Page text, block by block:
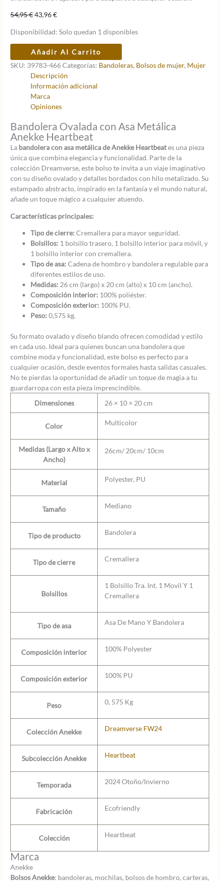
54,95€El
original
era:
54,95 €.
43,96€El
actual
es:
43,96 €.
Disponibilidad: Solo quedan 1 disponibles
Bandolera
con
asa
metálica
Anekke
Heartbeat
cantidad
Añadir Al Carrito
SKU: 39783-466Categorías: Bandoleras, Bolsos de mujer, Mujer
Descripción
Información adicional
Marca
Opiniones
Bandolera Ovalada con Asa Metálica
Anekke Heartbeat
La bandolera con asa metálica de Anekke Heartbeates una pieza
única que combina elegancia y funcionalidad. Parte de la
colección Dreamverse, este bolso te invita a un viaje imaginativo
con su diseño ovalado y detalles bordados con hilo metalizado. Su
estampado abstracto, inspirado en la fantasía y el mundo natural,
añade un toque mágico a cualquier atuendo.
Características principales:
Tipo de cierre: Cremallera para mayor seguridad.
Bolsillos: 1 bolsillo trasero, 1 bolsillo interior para móvil, y
1 bolsillo interior con cremallera.
Tipo de asa: Cadena de hombro y bandolera regulable para
diferentes estilos de uso.
Medidas: 26 cm (largo) x 20 cm (alto) x 10 cm (ancho).
Composición interior: 100% poliéster.
Composición exterior: 100% PU.
Peso: 0,575 kg.
Su formato ovalado y diseño blando ofrecen comodidad y estilo
en cada uso. Ideal para quienes buscan una bandolera que
combine moda y funcionalidad, este bolso es perfecto para
cualquier ocasión, desde eventos formales hasta salidas casuales.
No te pierdas la oportunidad de añadir un toque de magia a tu
guardarropa con esta pieza imprescindible.
Dimensiones
26 × 10 × 20 cm
Color Multicolor
Medidas (Largo x Alto x
Ancho)
26cm/ 20cm/ 10cm
Material Polyester, PU
Tamaño Mediano
Tipo de producto Bandolera
Tipo de cierre Cremallera
Bolsillos
1 Bolsillo Tra. Int. 1 Movil Y 1
Cremallera
Tipo de asa Asa De Mano Y Bandolera
Composición interior 100% Polyester
Composición exterior 100% PU
Peso 0, 575 Kg
Colección Anekke Dreamverse FW24
Subcolección Anekke Heartbeat
Temporada 2024 Otoño/Invierno
Fabricación Ecofriendly
Colección Heartbeat
Marca
Anekke
Bolsos Anekke: bandoleras, mochilas, bolsos de hombro, carteras,